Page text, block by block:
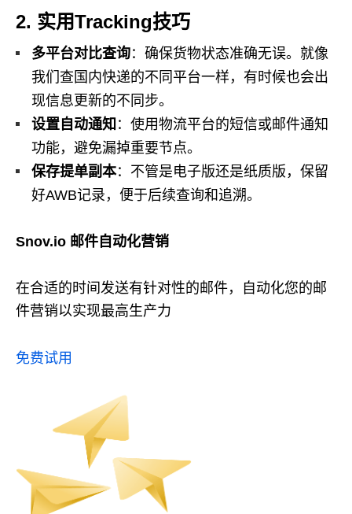
2. 实用Tracking技巧
多平台对比查询：确保货物状态准确无误。就像
我们查国内快递的不同平台一样，有时候也会出
现信息更新的不同步。
设置自动通知 ：使用物流平台的短信或邮件通知
功能，避免漏掉重要节点。
保存提单副本：不管是电子版还是纸质版，保留
好AWB记录，便于后续查询和追溯。
Snov.io 邮件自动化营销
在合适的时间发送有针对性的邮件，自动化您的邮
件营销以实现最高生产力
免费试用